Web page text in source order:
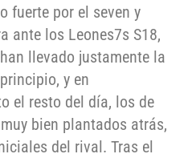
fuerte por el seven y
ante los Leones7s S18,
llevado justamente la
y en
el resto del día, los de
bien plantados atrás,
del rival. Tras el